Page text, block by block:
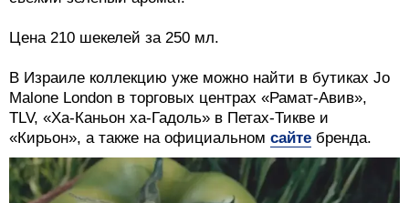
Цена 210 шекелей за 250 мл.
В Израиле коллекцию уже можно найти в бутиках Jo
Malone London в торговых центрах «Рамат-Авив»,
TLV, «Ха-Каньон ха-Гадоль» в Петах-Тикве и
«Кирьон», а также на официальном сайте бренда.